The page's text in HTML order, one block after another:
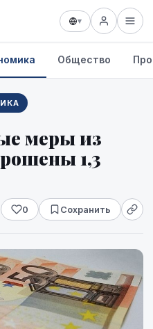
▾
Общество
меры из
1,3
0 Сохранить